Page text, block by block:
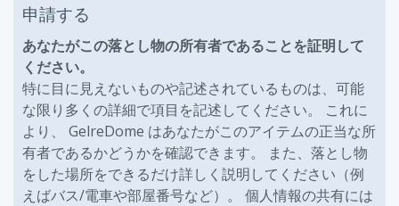
申請する
あなたがこの落とし物の所有者であることを証明して
ください。
特に目に見えないものや記述されているものは、可能
な限り多くの詳細で項目を記述してください。 これに
より、 GelreDome はあなたがこのアイテムの正当な所
有者であるかどうかを確認できます。 また、落とし物
をした場所をできるだけ詳しく説明してください（例
えばバス/電車や部屋番号など）。 個人情報の共有には